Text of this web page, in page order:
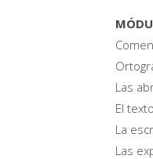
Las
El
La
Las